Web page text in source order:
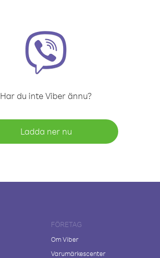
Har du inte Viber ännu?
Ladda ner nu
FÖRETAG
Om Viber
Varumärkescenter